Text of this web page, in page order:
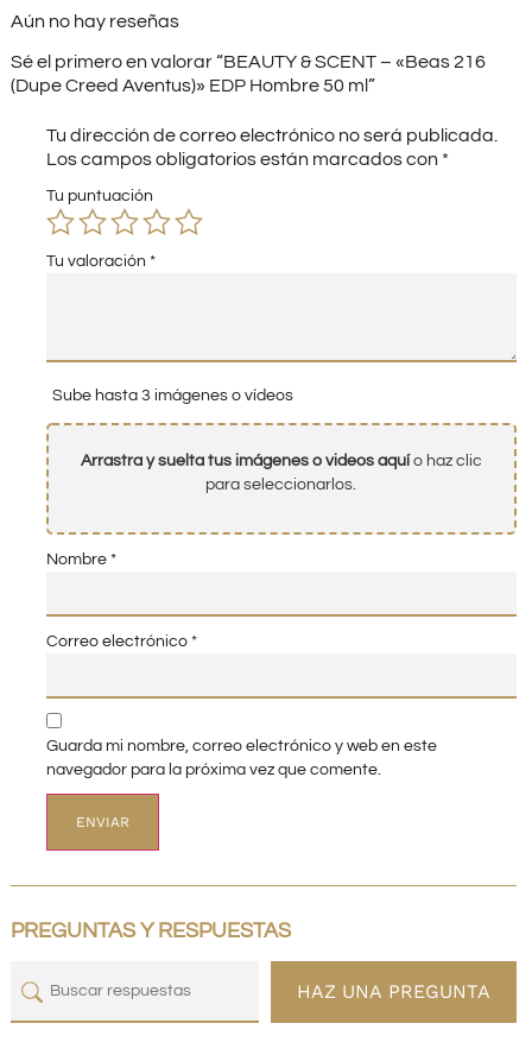
Aún no hay reseñas
Sé el primero en valorar “BEAUTY & SCENT – «Beas 216
(Dupe Creed Aventus)» EDP Hombre 50 ml”
Tu dirección de correo electrónico no será publicada.
Los campos obligatorios están marcados con *
Tu puntuación
Tu valoración *
Sube hasta 3 imágenes o vídeos
Arrastra y suelta tus imágenes o videos aquío haz clic
para seleccionarlos.
Nombre *
Correo electrónico *
Guarda mi nombre, correo electrónico y web en este
navegador para la próxima vez que comente.
PREGUNTAS Y RESPUESTAS
HAZ UNA PREGUNTA